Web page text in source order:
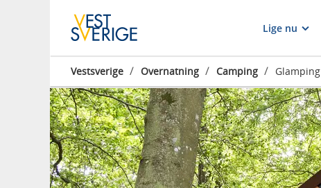
Lige nu
Vestsverige / Overnatning / Camping / Glamping